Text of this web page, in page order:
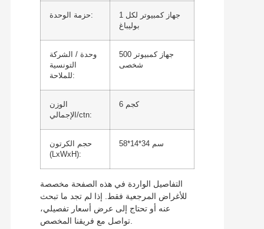
حزمة الوحدة:
1 جهاز كمبيوتر لكل
بوليباغ
وحدة / الشركة
التونسية
للملاحة:
500 جهاز كمبيوتر
شخصى
الوزن
الإجمالي/ctn:
6 كجم
حجم الكرتون
(LxWxH):
58*14*34 سم
التفاصيل الواردة في هذه الصفحة مخصصة
للأغراض المرجعية فقط. إذا لم تجد ما تبحث
عنه أو تحتاج إلى عرض أسعار تفصيلي،
تواصل مع فريقنا المخصص.